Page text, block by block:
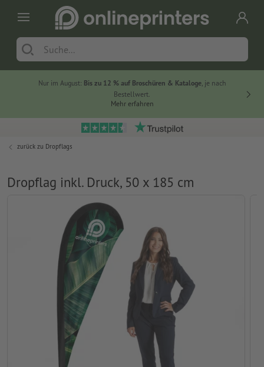
Nur im August: Bis zu 12 % auf Broschüren & Kataloge, je nach
Bestellwert.
Mehr erfahren
zurück zu Dropflags
Dropflag inkl. Druck, 50 x 185 cm